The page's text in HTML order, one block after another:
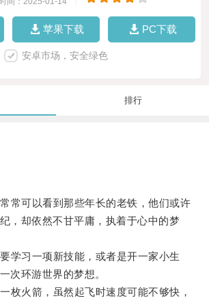
苹果下载 PC下载
安卓市场，安全绿色
排行
可以看到那些年长的老铁，他们或许
，却依然不甘平庸，执着于心中的梦
习一项新技能，或者是开一家小生
次环游世界的梦想。
火箭，虽然起飞时速度可能不够快，